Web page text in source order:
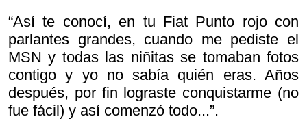
“Así te conocí, en tu Fiat Punto rojo con
parlantes grandes, cuando me pediste el
MSN y todas las niñitas se tomaban fotos
contigo y yo no sabía quién eras. Años
después, por fin lograste conquistarme (no
fue fácil) y así comenzó todo...”.